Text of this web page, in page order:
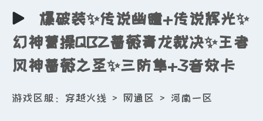
爆破装✨传说幽瞳+传说辉光✨
幻神曹操QBZ蔷薇青龙裁决✨王者
风神蔷薇之圣✨三防隼+3音效卡
游戏区服：穿越火线 > 网通区 > 河南一区